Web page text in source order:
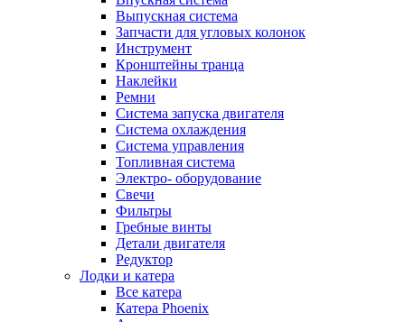
Выпускная система
Запчасти для угловых колонок
Инструмент
Кронштейны транца
Наклейки
Ремни
Система запуска двигателя
Система охлаждения
Система управления
Топливная система
Электро- оборудование
Свечи
Фильтры
Гребные винты
Детали двигателя
Редуктор
Лодки и катера
Все катера
Катера Phoenix